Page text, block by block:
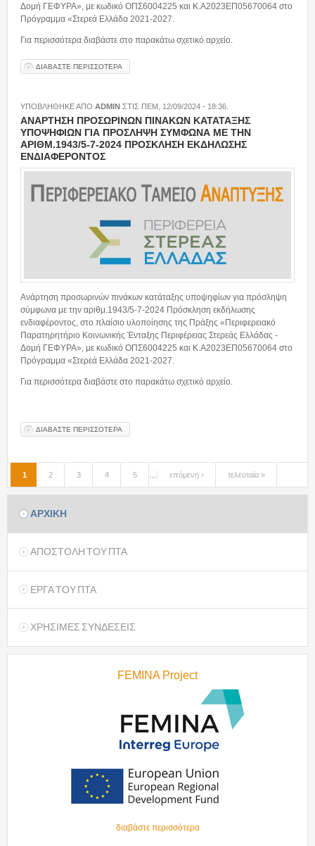
Δομή ΓΕΦΥΡΑ», με κωδικό ΟΠΣ6004225 και Κ.Α2023ΕΠ05670064 στο
Πρόγραμμα «Στερεά Ελλάδα 2021-2027.
Για περισσότερα διαβάστε στο παρακάτω σχετικό αρχείο.
ΔΙΑΒΑΣΤΕ ΠΕΡΙΣΣΟΤΕΡΑ
ΥΠΟΒΛΗΘΗΚΕ ΑΠΟ ADMIN ΣΤΙΣ ΠΕΜ, 12/09/2024 - 18:36
ΑΝΑΡΤΗΣΗ ΠΡΟΣΩΡΙΝΩΝ ΠΙΝΑΚΩΝ ΚΑΤΑΤΑΞΗΣ
ΥΠΟΨΗΦΙΩΝ ΓΙΑ ΠΡΟΣΛΗΨΗ ΣΥΜΦΩΝΑ ΜΕ ΤΗΝ
ΑΡΙΘΜ.1943/5-7-2024 ΠΡΟΣΚΛΗΣΗ ΕΚΔΗΛΩΣΗΣ
ΕΝΔΙΑΦΕΡΟΝΤΟΣ
Ανάρτηση προσωρινών πινάκων κατάταξης υποψηφίων για πρόσληψη
σύμφωνα με την αριθμ.1943/5-7-2024 Πρόσκληση εκδήλωσης
ενδιαφέροντος, στο πλαίσιο υλοποίησης της Πράξης «Περιφερειακό
Παρατηρητήριο Κοινωνικής Ένταξης Περιφέρειας Στερεάς Ελλάδας -
Δομή ΓΕΦΥΡΑ», με κωδικό ΟΠΣ6004225 και Κ.Α2023ΕΠ05670064 στο
Πρόγραμμα «Στερεά Ελλάδα 2021-2027.
Για περισσότερα διαβάστε στο παρακάτω σχετικό αρχείο.
ΔΙΑΒΑΣΤΕ ΠΕΡΙΣΣΟΤΕΡΑ
ΕΝΔΙΑΦΕΡΟΝΤΟΣ
Σελίδες
1 2 3 4 5 επόμενη › τελευταία »
ΑΡΧΙΚΗ
ΑΠΟΣΤΟΛΗ ΤΟΥ ΠΤΑ
ΕΡΓΑ ΤΟΥ ΠΤΑ
ΧΡΗΣΙΜΕΣ ΣΥΝΔΕΣΕΙΣ
FEMINA Project
διαβάστε περισσότερα